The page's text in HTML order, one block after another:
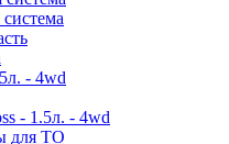
- 4wd
- 1.5л. - 4wd
для ТО